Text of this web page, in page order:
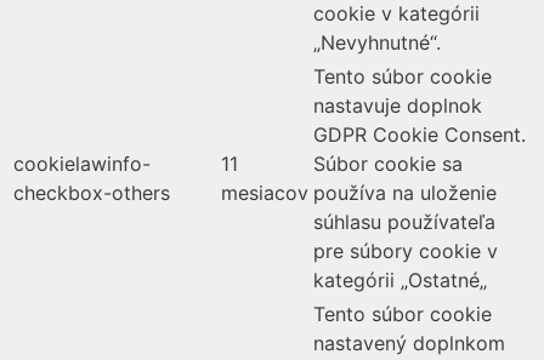
cookie v kategórii
„Nevyhnutné“.
cookielawinfo-
checkbox-others
11
mesiacov
Tento súbor cookie
nastavuje doplnok
GDPR Cookie Consent.
Súbor cookie sa
používa na uloženie
súhlasu používateľa
pre súbory cookie v
kategórii „Ostatné„
Tento súbor cookie
nastavený doplnkom